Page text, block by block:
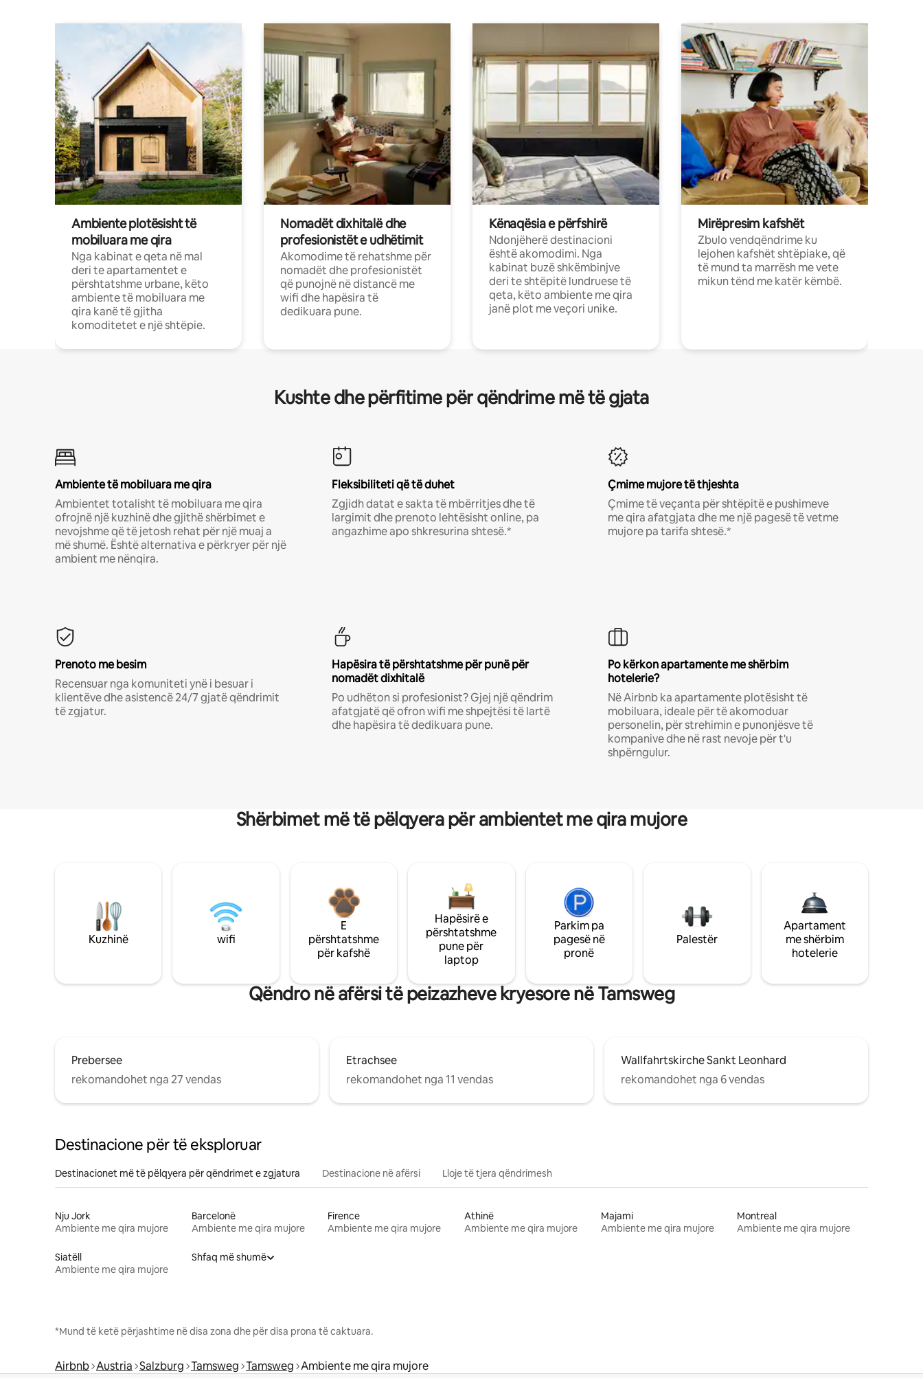
Ambiente plotësisht të
mobiluara me qira
Nga kabinat e qeta në mal
deri te apartamentet e
përshtatshme urbane, këto
ambiente të mobiluara me
qira kanë të gjitha
komoditetet e një shtëpie.
Nomadët dixhitalë dhe
profesionistët e udhëtimit
Akomodime të rehatshme për
nomadët dhe profesionistët
që punojnë në distancë me
wifi dhe hapësira të
dedikuara pune.
Kënaqësia e përfshirë
Ndonjëherë destinacioni
është akomodimi. Nga
kabinat buzë shkëmbinjve
deri te shtëpitë lundruese të
qeta, këto ambiente me qira
janë plot me veçori unike.
Mirëpresim kafshët
Zbulo vendqëndrime ku
lejohen kafshët shtëpiake, që
të mund ta marrësh me vete
mikun tënd me katër këmbë.
Kushte dhe përfitime për qëndrime më të gjata
Ambiente të mobiluara me qira
Ambientet totalisht të mobiluara me qira
ofrojnë një kuzhinë dhe gjithë shërbimet e
nevojshme që të jetosh rehat për një muaj a
më shumë. Është alternativa e përkryer për një
ambient me nënqira.
Fleksibiliteti që të duhet
Zgjidh datat e sakta të mbërritjes dhe të
largimit dhe prenoto lehtësisht online, pa
angazhime apo shkresurina shtesë.*
Çmime mujore të thjeshta
Çmime të veçanta për shtëpitë e pushimeve
me qira afatgjata dhe me një pagesë të vetme
mujore pa tarifa shtesë.*
Prenoto me besim
Recensuar nga komuniteti ynë i besuar i
klientëve dhe asistencë 24/7 gjatë qëndrimit
të zgjatur.
Hapësira të përshtatshme për punë për
nomadët dixhitalë
Po udhëton si profesionist? Gjej një qëndrim
afatgjatë që ofron wifi me shpejtësi të lartë
dhe hapësira të dedikuara pune.
Po kërkon apartamente me shërbim
hotelerie?
Në Airbnb ka apartamente plotësisht të
mobiluara, ideale për të akomoduar
personelin, për strehimin e punonjësve të
kompanive dhe në rast nevoje për t'u
shpërngulur.
Shërbimet më të pëlqyera për ambientet me qira mujore
Kuzhinë wifi
E
përshtatshme
për kafshë
Hapësirë e
përshtatshme
pune për
laptop
Parkim pa
pagesë në
pronë
Palestër
Apartament
me shërbim
hotelerie
Qëndro në afërsi të peizazheve kryesore në Tamsweg
Prebersee
rekomandohet nga 27 vendas
Etrachsee
rekomandohet nga 11 vendas
Wallfahrtskirche Sankt Leonhard
rekomandohet nga 6 vendas
Destinacione për të eksploruar
Destinacionet më të pëlqyera për qëndrimet e zgjatura Destinacione në afërsi Lloje të tjera qëndrimesh
Nju Jork
Ambiente me qira mujore
Barcelonë
Ambiente me qira mujore
Firence
Ambiente me qira mujore
Athinë
Ambiente me qira mujore
Majami
Ambiente me qira mujore
Montreal
Ambiente me qira mujore
Siatëll
Ambiente me qira mujore
Shfaq më shumë
*Mund të ketë përjashtime në disa zona dhe për disa prona të caktuara.
Airbnb Austria Salzburg Tamsweg Tamsweg Ambiente me qira mujore